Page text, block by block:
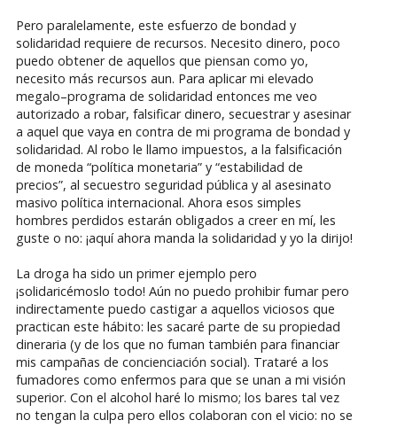
Pero paralelamente, este esfuerzo de bondad y
solidaridad requiere de recursos. Necesito dinero, poco
puedo obtener de aquellos que piensan como yo,
necesito más recursos aun. Para aplicar mi elevado
megalo–programa de solidaridad entonces me veo
autorizado a robar, falsificar dinero, secuestrar y asesinar
a aquel que vaya en contra de mi programa de bondad y
solidaridad. Al robo le llamo impuestos, a la falsificación
de moneda “política monetaria” y “estabilidad de
precios”, al secuestro seguridad pública y al asesinato
masivo política internacional. Ahora esos simples
hombres perdidos estarán obligados a creer en mí, les
guste o no: ¡aquí ahora manda la solidaridad y yo la dirijo!
La droga ha sido un primer ejemplo pero
¡solidaricémoslo todo! Aún no puedo prohibir fumar pero
indirectamente puedo castigar a aquellos viciosos que
practican este hábito: les sacaré parte de su propiedad
dineraria (y de los que no fuman también para financiar
mis campañas de concienciación social). Trataré a los
fumadores como enfermos para que se unan a mi visión
superior. Con el alcohol haré lo mismo; los bares tal vez
no tengan la culpa pero ellos colaboran con el vicio: no se